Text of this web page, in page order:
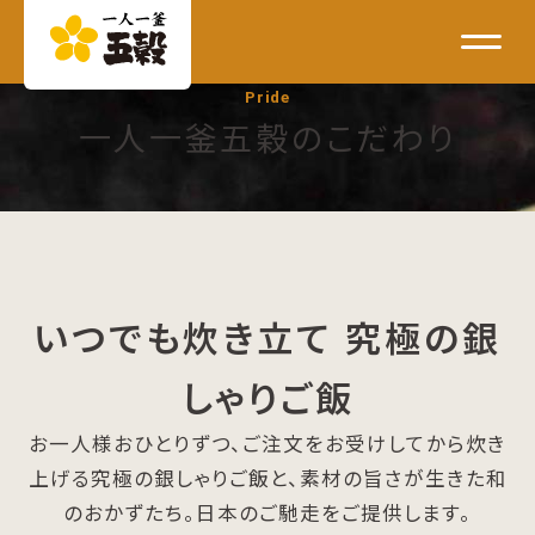
Pride
一人一釜五穀のこだわり
いつでも炊き立て 究極の銀
しゃりご飯
お一人様おひとりずつ、ご注文をお受けしてから炊き
上げる究極の銀しゃりご飯と、素材の旨さが生きた和
のおかずたち。日本のご馳走をご提供します。